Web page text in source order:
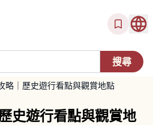
略｜歷史遊行看點與觀賞地點
史遊行看點與觀賞地